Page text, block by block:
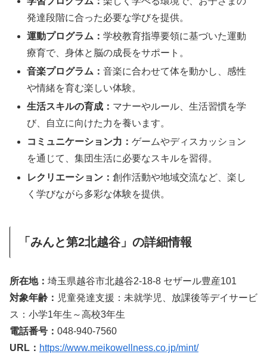
発達段階に合った必要な学びを提供。
運動プログラム：学校教育指導要領に基づいた運動
療育で、身体と脳の成長をサポート。
音楽プログラム：音楽に合わせて体を動かし、感性
や情緒を育む楽しい体験。
生活スキルの育成： マナーやルール、生活習慣を学
び、自立に向けた力を養います。
コミュニケーション力：ゲームやディスカッション
を通じて、集団生活に必要なスキルを習得。
レクリエーション：創作活動や地域交流など、楽し
く学びながら多彩な体験を提供。
「みんと第2北越谷」の詳細情報
所在地： 埼玉県越谷市北越谷2-18-8 セザール豊産101
対象年齢： 児童発達支援：未就学児、放課後等デイサービ
ス：小学1年生～高校3年生
電話番号： 048-940-7560
URL： https://www.meikowellness.co.jp/mint/